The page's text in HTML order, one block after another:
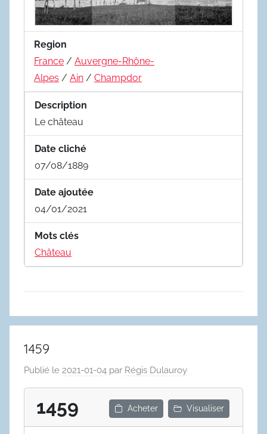
Region
France / Auvergne-Rhône-
Alpes / Ain / Champdor
Description
Le château
Date cliché
07/08/1889
Date ajoutée
04/01/2021
Mots clés
Château
1459
Publié le 2021-01-04 par Régis Dulauroy
1459 Acheter Visualiser